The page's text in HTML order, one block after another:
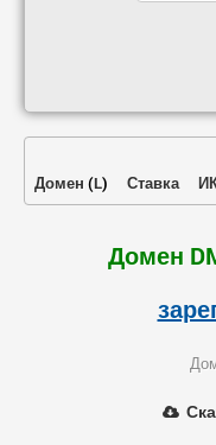
Домен (L) Ставка
Домен